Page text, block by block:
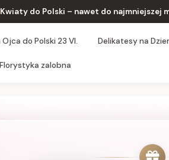
Kwiaty do Polski – nawet do najmniejszej
Ojca do Polski 23 VI. Delikatesy na
Florystyka zalobna